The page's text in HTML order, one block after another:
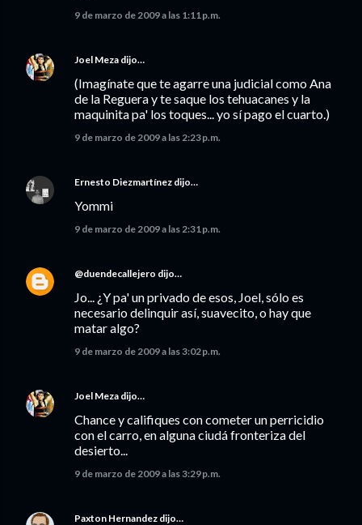
9 de marzo de 2009 a las 1:11 p.m.
Joel Meza dijo…
(Imagínate que te agarre una judicial como Ana
de la Reguera y te saque los tehuacanes y la
maquinita pa' los toques... yo sí pago el cuarto.)
9 de marzo de 2009 a las 2:23 p.m.
Ernesto Diezmartínez dijo…
Yommi
9 de marzo de 2009 a las 2:31 p.m.
@duendecallejero dijo…
Jo... ¿Y pa' un privado de esos, Joel, sólo es
necesario delinquir así, suavecito, o hay que
matar algo?
9 de marzo de 2009 a las 3:02 p.m.
Joel Meza dijo…
Chance y califiques con cometer un perricidio
con el carro, en alguna ciudá fronteriza del
desierto...
9 de marzo de 2009 a las 3:29 p.m.
Paxton Hernandez dijo…